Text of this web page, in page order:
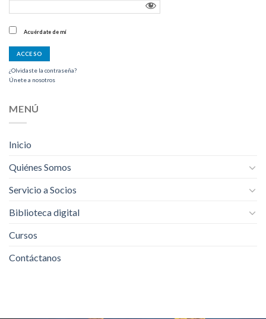
Acuérdate de mí
¿Olvidaste la contraseña?
Únete a nosotros
MENÚ
Inicio
Quiénes Somos
Servicio a Socios
Biblioteca digital
Cursos
Contáctanos